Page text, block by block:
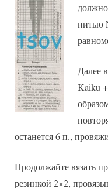
нитью
Далее
Kaiku
останется 6 п.,
Продолжайте вязать
резинкой 2×2,